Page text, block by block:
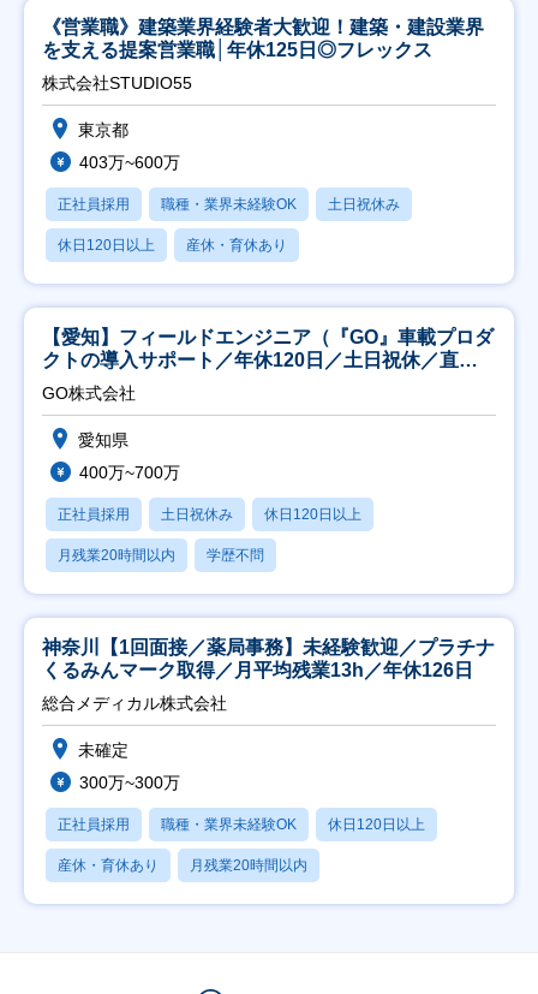
《営業職》建築業界経験者大歓迎！建築・建設業界
を支える提案営業職│年休125日◎フレックス
株式会社STUDIO55
東京都
403万~600万
正社員採用 職種・業界未経験OK 土日祝休み
休日120日以上 産休・育休あり
【愛知】フィールドエンジニア（『GO』車載プロダ
クトの導入サポート／年休120日／土日祝休／直行
直帰
GO株式会社
愛知県
400万~700万
正社員採用 土日祝休み 休日120日以上
月残業20時間以内 学歴不問
神奈川【1回面接／薬局事務】未経験歓迎／プラチナ
くるみんマーク取得／月平均残業13h／年休126日
総合メディカル株式会社
未確定
300万~300万
正社員採用 職種・業界未経験OK 休日120日以上
産休・育休あり 月残業20時間以内